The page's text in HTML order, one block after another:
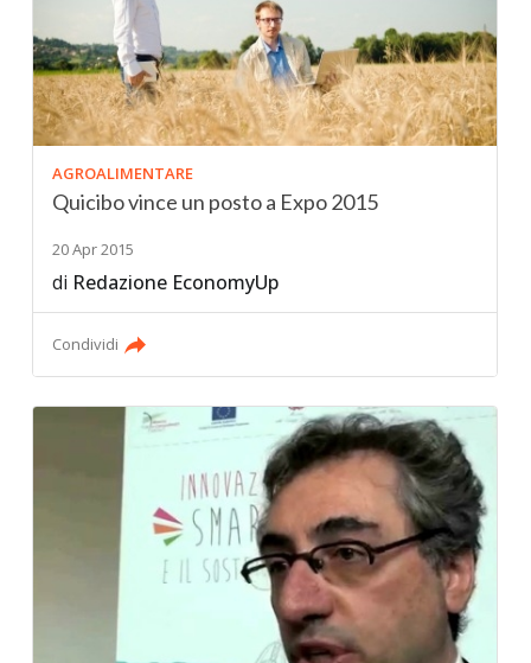
AGROALIMENTARE
Quicibo vince un posto a Expo 2015
20 Apr 2015
di Redazione EconomyUp
Condividi